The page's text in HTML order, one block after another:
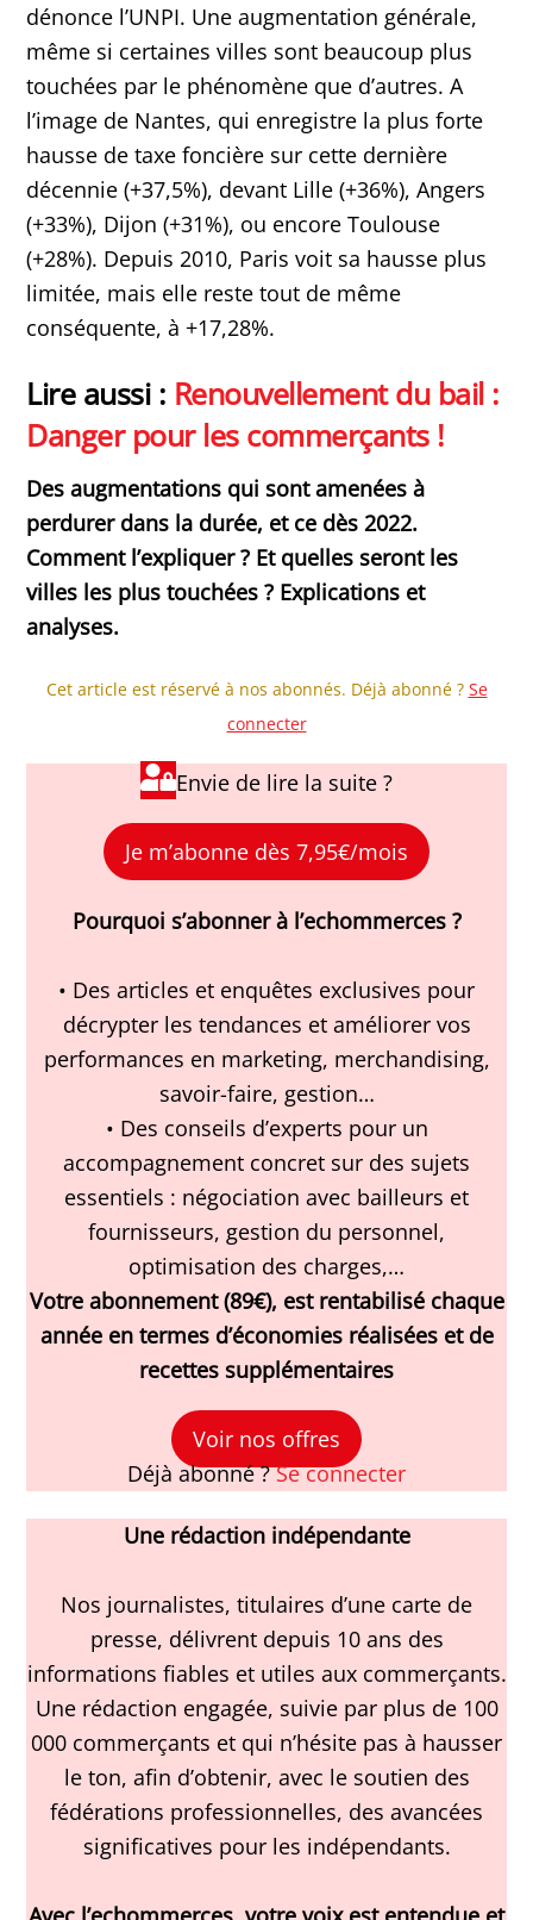
dénonce l’UNPI. Une augmentation générale,
même si certaines villes sont beaucoup plus
touchées par le phénomène que d’autres. A
l’image de Nantes, qui enregistre la plus forte
hausse de taxe foncière sur cette dernière
décennie (+37,5%), devant Lille (+36%), Angers
(+33%), Dijon (+31%), ou encore Toulouse
(+28%). Depuis 2010, Paris voit sa hausse plus
limitée, mais elle reste tout de même
conséquente, à +17,28%.
Lire aussi : Renouvellement du bail :
Danger pour les commerçants !
Des augmentations qui sont amenées à
perdurer dans la durée, et ce dès 2022.
Comment l’expliquer ? Et quelles seront les
villes les plus touchées ? Explications et
analyses.
Cet article est réservé à nos abonnés. Déjà abonné ? Se
connecter
Envie de lire la suite ?
Je m’abonne dès 7,95€/mois
Pourquoi s’abonner à l’echommerces ?
• Des articles et enquêtes exclusives pour
décrypter les tendances et améliorer vos
performances en marketing, merchandising,
savoir-faire, gestion…
• Des conseils d’experts pour un
accompagnement concret sur des sujets
essentiels : négociation avec bailleurs et
fournisseurs, gestion du personnel,
optimisation des charges,…
Votre abonnement (89€), est rentabilisé chaque
année en termes d’économies réalisées et de
recettes supplémentaires
Voir nos offres
Déjà abonné ?Se connecter
Une rédaction indépendante
Nos journalistes, titulaires d’une carte de
presse, délivrent depuis 10 ans des
informations fiables et utiles aux commerçants.
Une rédaction engagée, suivie par plus de 100
000 commerçants et qui n’hésite pas à hausser
le ton, afin d’obtenir, avec le soutien des
fédérations professionnelles, des avancées
significatives pour les indépendants.